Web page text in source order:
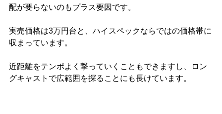
配が要らないのもプラス要因です。
実売価格は3万円台と、ハイスペックならではの価格帯に
収まっています。
近距離をテンポよく撃っていくこともできますし、ロン
グキャストで広範囲を探ることにも長けています。